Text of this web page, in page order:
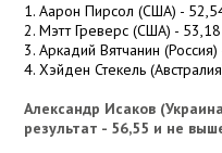
1. Аарон Пирсол (США) -
2. Мэтт Греверс (США) - 53,18
3. Аркадий Вятчанин
4. Хэйден Стекель
Александр Исаков
результат - 56,55 и не